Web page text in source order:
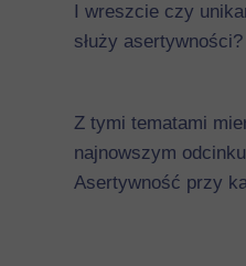
I wreszcie czy
służy asertywności?
Z tymi tematami
najnowszym
Asertywność przy